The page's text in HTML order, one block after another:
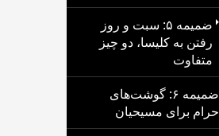
ضمیمه ۵: سبت و روز
رفتن به کلیسا، دو چیز
متفاوت
ضمیمه ۶: گوشت‌های
حرام برای مسیحیان